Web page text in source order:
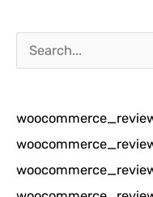
a
i
u
n